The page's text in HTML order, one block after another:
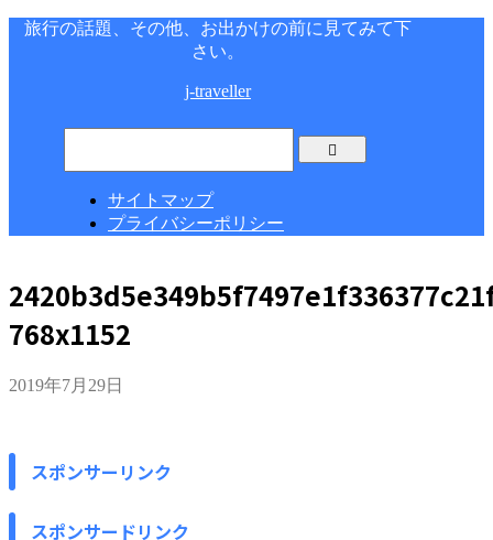
旅行の話題、その他、お出かけの前に見てみて下
さい。
j-traveller
サイトマップ
プライバシーポリシー
768x1152
2019年7月29日
スポンサーリンク
スポンサードリンク